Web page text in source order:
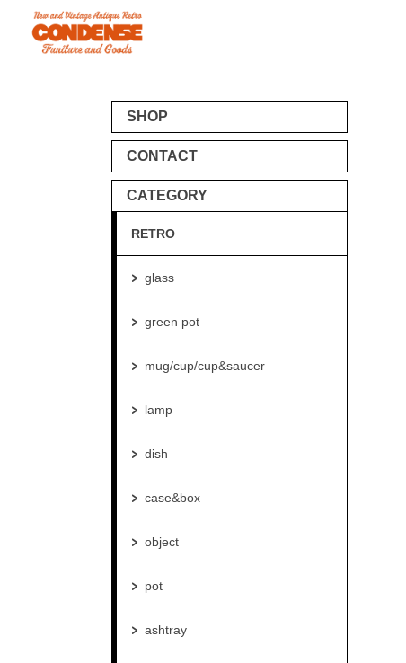
SHOP
CONTACT
CATEGORY
RETRO
glass
green pot
mug/cup/cup&saucer
lamp
dish
case&box
object
pot
ashtray